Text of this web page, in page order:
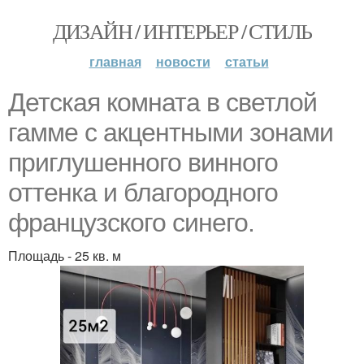
ДИЗАЙН / ИНТЕРЬЕР / СТИЛЬ
главная новости статьи
Детская комната в светлой
гамме с акцентными зонами
приглушенного винного
оттенка и благородного
французского синего.
Площадь - 25 кв. м